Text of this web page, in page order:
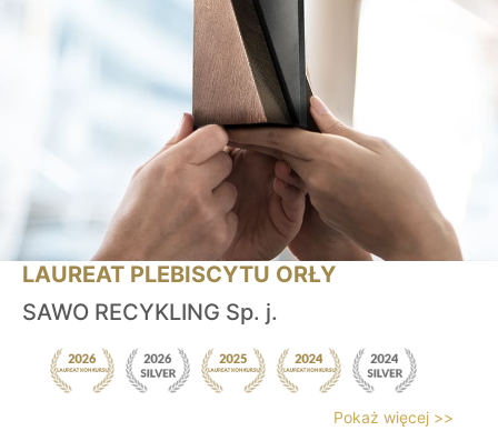
LAUREAT PLEBISCYTU ORŁY
SAWO RECYKLING Sp. j.
Pokaż więcej >>